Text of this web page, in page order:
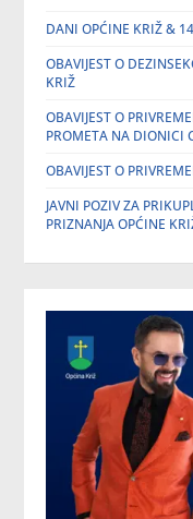
DANI OPĆINE KRIŽ &
OBAVIJEST O
KRIŽ
OBAVIJEST O
PROMETA NA DIONICI
OBAVIJEST O
JAVNI POZIV ZA
PRIZNANJA OPĆINE